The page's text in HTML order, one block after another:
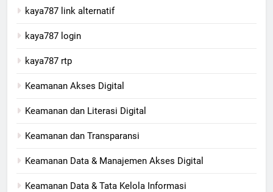
kaya787 link alternatif
kaya787 login
kaya787 rtp
Keamanan Akses Digital
Keamanan dan Literasi Digital
Keamanan dan Transparansi
Keamanan Data & Manajemen Akses Digital
Keamanan Data & Tata Kelola Informasi